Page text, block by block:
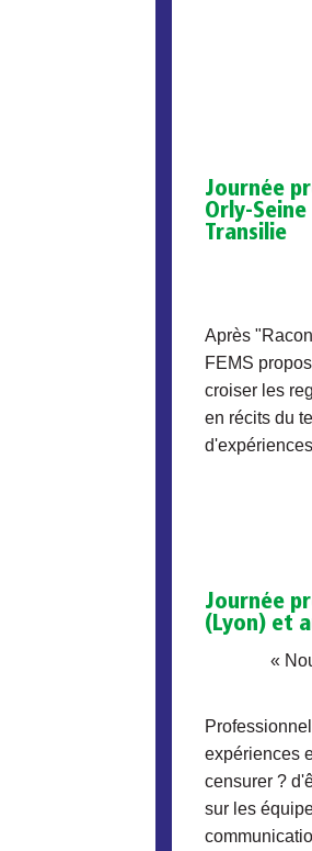
Journée
Orly-
Transilie
Après
FEMS
croiser les
en récits du
Journée
(Lyon) et
«
expériences
censurer ?
sur les